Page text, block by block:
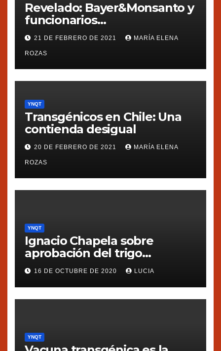
Revelado: Bayer&Monsanto y
funcionarios
estadounidenses
presionaron a México
21 DE FEBRERO DE 2021 MARÍA ELENA
ROZAS
YNQT
Transgénicos en Chile: Una
contienda desigual
20 DE FEBRERO DE 2021 MARÍA ELENA
ROZAS
YNQT
Ignacio Chapela sobre
aprobación del trigo
transgénico en Argentina
16 DE OCTUBRE DE 2020 LUCIA
YNQT